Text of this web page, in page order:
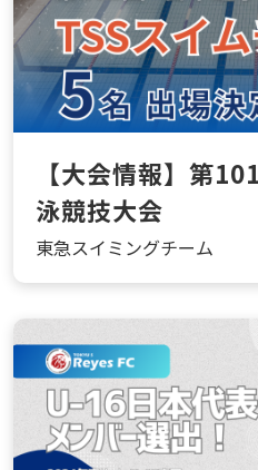
【大会情報】第
泳競技大会
東急スイミングチーム